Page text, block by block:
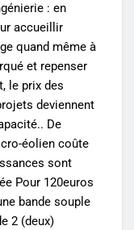
: en
accueillir
quand même à
et repenser
le prix des
deviennent
De
éolien coûte
sont
Pour 120euros
bande souple
2 (deux)